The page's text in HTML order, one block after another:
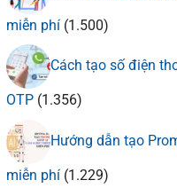
miễn phí (1.500)
Cách tạo số điện
OTP (1.356)
Hướng dẫn tạo
miễn phí (1.229)